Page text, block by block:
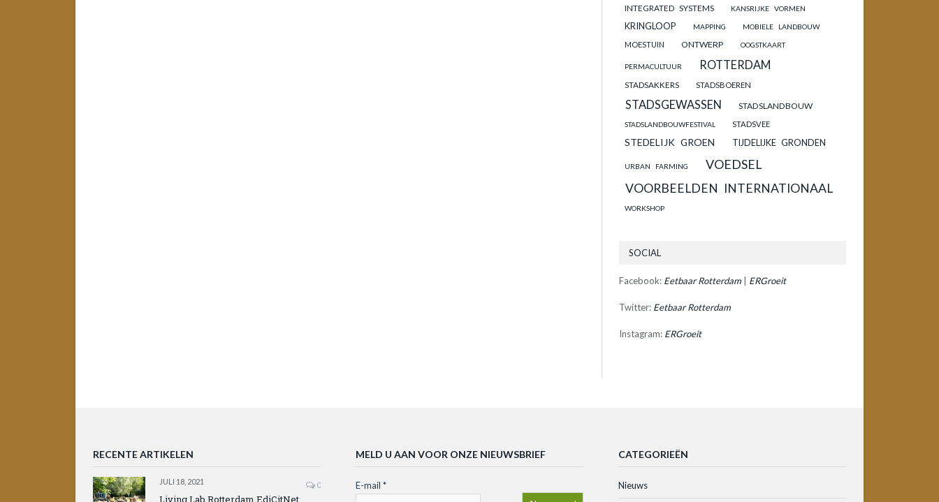
INTEGRATED SYSTEMS KANSRIJKE VORMEN
KRINGLOOP MAPPING MOBIELE LANDBOUW
MOESTUIN ONTWERP OOGSTKAART
PERMACULTUUR ROTTERDAM
STADSAKKERS STADSBOEREN
STADSGEWASSEN STADSLANDBOUW
STADSLANDBOUWFESTIVAL STADSVEE
STEDELIJK GROEN TIJDELIJKE GRONDEN
URBAN FARMING VOEDSEL
VOORBEELDEN INTERNATIONAAL
WORKSHOP
SOCIAL
Facebook: Eetbaar Rotterdam ERGroeit
Twitter: Eetbaar Rotterdam
Instagram: ERGroeit
RECENTE ARTIKELEN
JULI 18, 2021 0
Living Lab Rotterdam EdiCitNet
MELD U AAN VOOR ONZE NIEUWSBRIEF
E-mail *
CATEGORIEËN
Nieuws